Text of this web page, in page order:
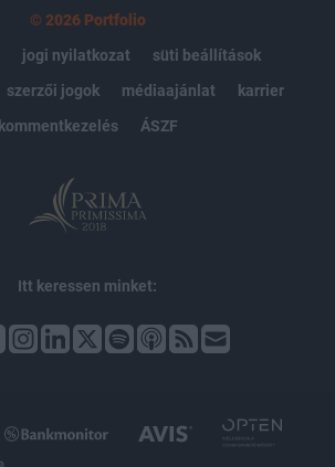
© 2026 Portfolio
jogi nyilatkozat
süti beállítások
szerzői jogok médiaajánlat
karrier
kommentkezelés
ÁSZF
Itt keressen minket: